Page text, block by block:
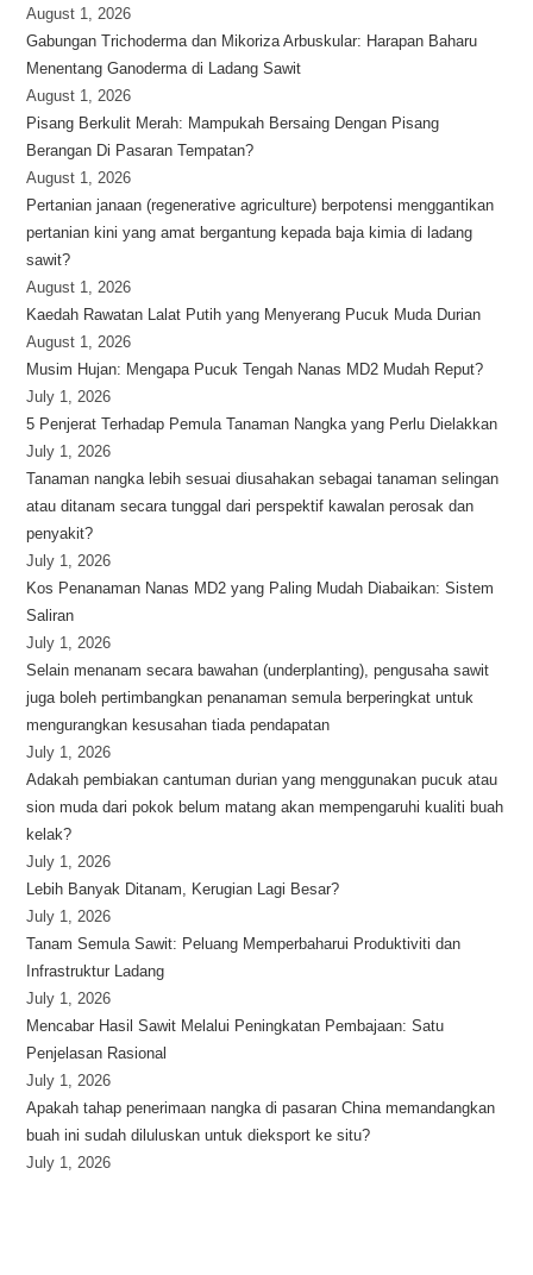
August 1, 2026
Gabungan Trichoderma dan Mikoriza Arbuskular: Harapan Baharu
Menentang Ganoderma di Ladang Sawit
August 1, 2026
Pisang Berkulit Merah: Mampukah Bersaing Dengan Pisang
Berangan Di Pasaran Tempatan?
August 1, 2026
Pertanian janaan (regenerative agriculture) berpotensi menggantikan
pertanian kini yang amat bergantung kepada baja kimia di ladang
sawit?
August 1, 2026
Kaedah Rawatan Lalat Putih yang Menyerang Pucuk Muda Durian
August 1, 2026
Musim Hujan: Mengapa Pucuk Tengah Nanas MD2 Mudah Reput?
July 1, 2026
5 Penjerat Terhadap Pemula Tanaman Nangka yang Perlu Dielakkan
July 1, 2026
Tanaman nangka lebih sesuai diusahakan sebagai tanaman selingan
atau ditanam secara tunggal dari perspektif kawalan perosak dan
penyakit?
July 1, 2026
Kos Penanaman Nanas MD2 yang Paling Mudah Diabaikan: Sistem
Saliran
July 1, 2026
Selain menanam secara bawahan (underplanting), pengusaha sawit
juga boleh pertimbangkan penanaman semula berperingkat untuk
mengurangkan kesusahan tiada pendapatan
July 1, 2026
Adakah pembiakan cantuman durian yang menggunakan pucuk atau
sion muda dari pokok belum matang akan mempengaruhi kualiti buah
kelak?
July 1, 2026
Lebih Banyak Ditanam, Kerugian Lagi Besar?
July 1, 2026
Tanam Semula Sawit: Peluang Memperbaharui Produktiviti dan
Infrastruktur Ladang
July 1, 2026
Mencabar Hasil Sawit Melalui Peningkatan Pembajaan: Satu
Penjelasan Rasional
July 1, 2026
Apakah tahap penerimaan nangka di pasaran China memandangkan
buah ini sudah diluluskan untuk dieksport ke situ?
July 1, 2026